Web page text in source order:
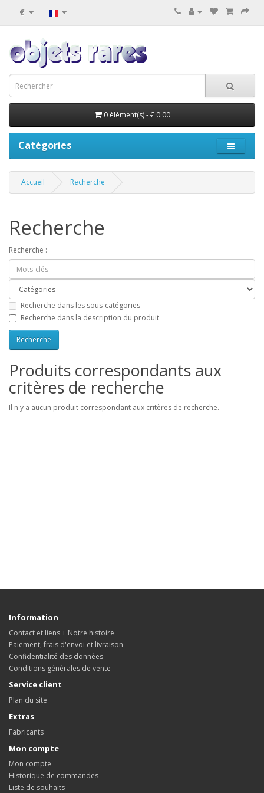
€
0 élément(s) - € 0.00
Catégories
Accueil Recherche
Recherche
Recherche :
Recherche dans les sous-catégories
Recherche dans la description du produit
Produits correspondants aux
critères de recherche
Il n'y a aucun produit correspondant aux critères de recherche.
Information
Contact et liens + Notre histoire
Paiement, frais d'envoi et livraison
Confidentialité des données
Conditions générales de vente
Service client
Plan du site
Extras
Fabricants
Mon compte
Mon compte
Historique de commandes
Liste de souhaits